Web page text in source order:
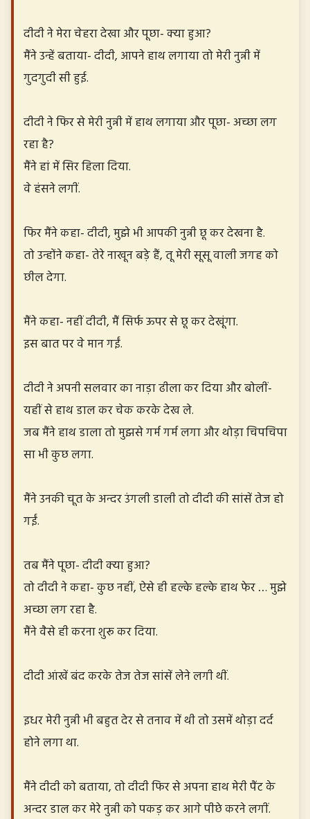
दीदी ने मेरा चेहरा देखा और पूछा- क्या हुआ?
मैंने उन्हें बताया- दीदी, आपने हाथ लगाया तो मेरी नुन्नी में
गुदगुदी सी हुई.
दीदी ने फिर से मेरी नुन्नी में हाथ लगाया और पूछा- अच्छा लग
रहा है?
मैंने हां में सिर हिला दिया.
वे हंसने लगीं.
फिर मैंने कहा- दीदी, मुझे भी आपकी नुन्नी छू कर देखना है.
तो उन्होंने कहा- तेरे नाखून बड़े हैं, तू मेरी सूसू वाली जगह को
छील देगा.
मैंने कहा- नहीं दीदी, मैं सिर्फ ऊपर से छू कर देखूंगा.
इस बात पर वे मान गईं.
दीदी ने अपनी सलवार का नाड़ा ढीला कर दिया और बोलीं-
यहीं से हाथ डाल कर चेक करके देख ले.
जब मैंने हाथ डाला तो मुझसे गर्म गर्म लगा और थोड़ा चिपचिपा
सा भी कुछ लगा.
मैंने उनकी चूत के अन्दर उंगली डाली तो दीदी की सांसें तेज हो
गईं.
तब मैंने पूछा- दीदी क्या हुआ?
तो दीदी ने कहा- कुछ नहीं, ऐसे ही हल्के हल्के हाथ फेर … मुझे
अच्छा लग रहा है.
मैंने वैसे ही करना शुरू कर दिया.
दीदी आंखें बंद करके तेज तेज सांसें लेने लगी थीं.
इधर मेरी नुन्नी भी बहुत देर से तनाव में थी तो उसमें थोड़ा दर्द
होने लगा था.
मैंने दीदी को बताया, तो दीदी फिर से अपना हाथ मेरी पैंट के
अन्दर डाल कर मेरे नुन्नी को पकड़ कर आगे पीछे करने लगीं.